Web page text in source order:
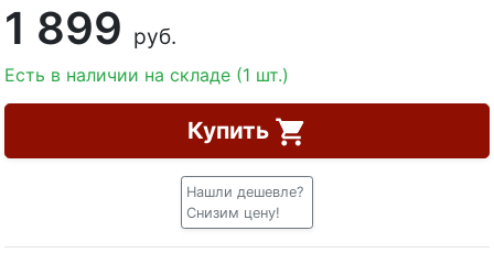
1 899 руб.
Есть в наличии на складе (1 шт.)
Купить
Нашли дешевле?
Снизим цену!